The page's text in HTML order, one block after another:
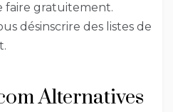
faire gratuitement.
désinscrire des listes de
Alternatives